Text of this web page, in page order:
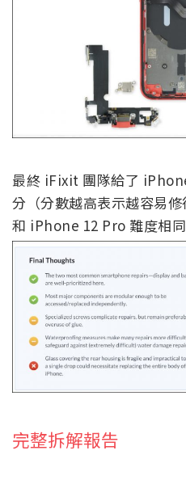
最終 iFixit 團隊給了
分（分數越高表示越容易
和 iPhone 12 Pro 難度相同
完整拆解報告